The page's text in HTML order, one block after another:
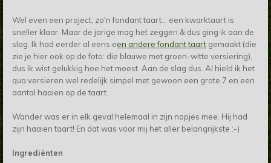
Wel even een project, zo'n fondant taart... een kwarktaart is
sneller klaar. Maar de jarige mag het zeggen & dus ging ik aan de
slag. Ik had eerder al eens een andere fondant taart gemaakt (die
zie je hier ook op de foto: die blauwe met groen-witte versiering),
dus ik wist gelukkig hoe het moest. Aan de slag dus. Al hield ik het
qua versieren wel redelijk simpel met gewoon een grote 7 en een
aantal haaien op de taart.
Wander was er in elk geval helemaal in zijn nopjes mee. Hij had
zijn haaien taart! En dat was voor mij het aller belangrijkste :-)
Ingrediënten